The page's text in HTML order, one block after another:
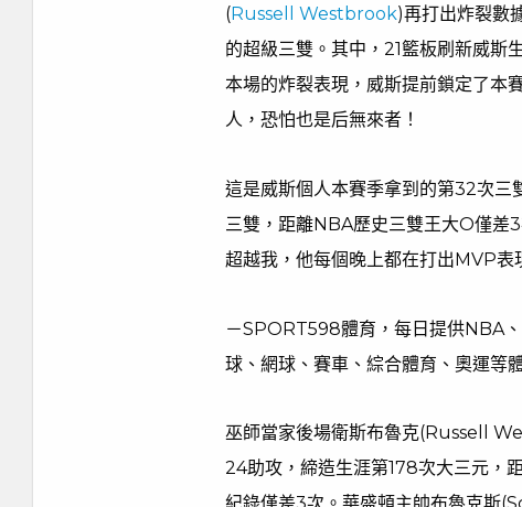
(Russell Westbrook)再打出炸裂數
的超級三雙。其中，21籃板刷新威斯
本場的炸裂表現，威斯提前鎖定了本
人，恐怕也是后無來者！
這是威斯個人本賽季拿到的第32次三
三雙，距離NBA歷史三雙王大O僅差
超越我，他每個晚上都在打出MVP表
－SPORT598體育，每日提供NBA
球、網球、賽車、綜合體育、奧運等
巫師當家後場衛斯布魯克(Russell
24助攻，締造生涯第178次大三元，